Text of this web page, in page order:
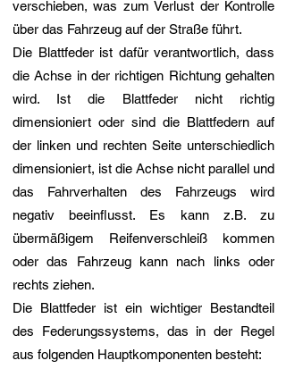
verschieben, was zum Verlust der Kontrolle
über das Fahrzeug auf der Straße führt.
Die Blattfeder ist dafür verantwortlich, dass
die Achse in der richtigen Richtung gehalten
wird. Ist die Blattfeder nicht richtig
dimensioniert oder sind die Blattfedern auf
der linken und rechten Seite unterschiedlich
dimensioniert, ist die Achse nicht parallel und
das Fahrverhalten des Fahrzeugs wird
negativ beeinflusst. Es kann z.B. zu
übermäßigem Reifenverschleiß kommen
oder das Fahrzeug kann nach links oder
rechts ziehen.
Die Blattfeder ist ein wichtiger Bestandteil
des Federungssystems, das in der Regel
aus folgenden Hauptkomponenten besteht: